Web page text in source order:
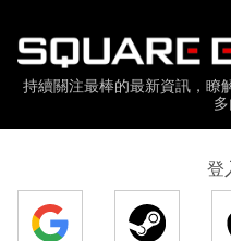
持續關注最棒的最新資訊，瞭
登